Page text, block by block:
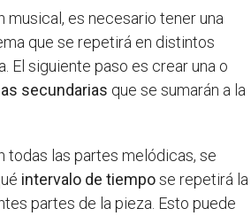
musical, es necesario tener una
que se repetirá en distintos
El siguiente paso es crear una o
secundarias que se sumarán a la
todas las partes melódicas, se
intervalo de tiempose repetirá la
partes de la pieza. Esto puede